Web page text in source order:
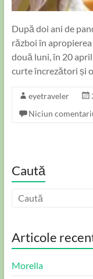
După doi ani de
război în
două luni, în 20
curte încrezători și
eyetraveler
Niciun
Caută
Articole
Morella